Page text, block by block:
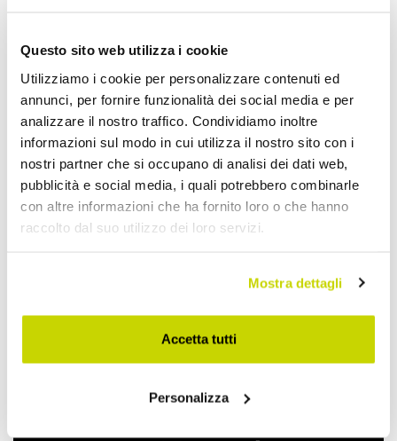
Questo sito web utilizza i cookie
Utilizziamo i cookie per personalizzare contenuti ed
annunci, per fornire funzionalità dei social media e per
analizzare il nostro traffico. Condividiamo inoltre
informazioni sul modo in cui utilizza il nostro sito con i
nostri partner che si occupano di analisi dei dati web,
pubblicità e social media, i quali potrebbero combinarle
con altre informazioni che ha fornito loro o che hanno
raccolto dal suo utilizzo dei loro servizi.
Mostra dettagli
Accetta tutti
Personalizza
Aggiungi alla Wish List
Condividi
Piatti Doccia Rettangolari